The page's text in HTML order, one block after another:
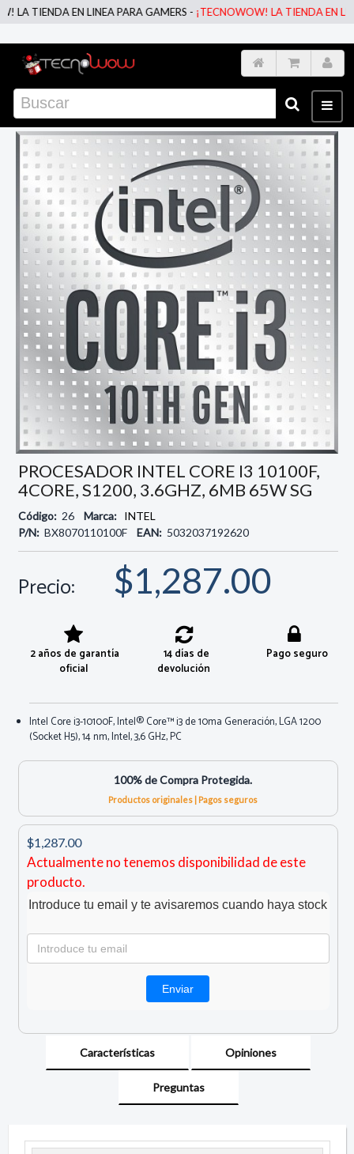
EN LINEA PARA GAMERS -¡TECNOWOW! LA TIENDA EN LINEA PARA
PROCESADOR INTEL CORE I3 10100F,
4CORE, S1200, 3.6GHZ, 6MB 65W SG
Código: 26 Marca: INTEL
P/N: BX8070110100F EAN: 5032037192620
Precio: $1,287.00
2 años de garantía
oficial
14 días de
devolución
Pago seguro
Intel Core i3-10100F, Intel® Core™ i3 de 10ma Generación, LGA 1200
(Socket H5), 14 nm, Intel, 3,6 GHz, PC
100% de Compra Protegida.
Productos originales | Pagos seguros
$1,287.00
Actualmente no tenemos disponibilidad de este
producto.
Introduce tu email y te avisaremos cuando haya stock
Características Opiniones
Preguntas